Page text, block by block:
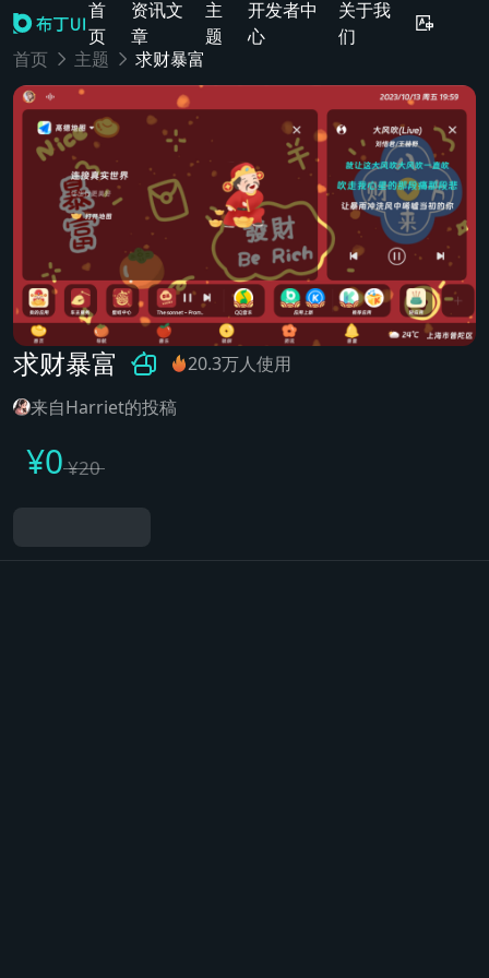
首
页
资讯文
章
主
题
开发者中
心
关于我
们
首页
主题 求财暴富
求财暴富
20.3万人使用
来自Harriet的投稿
¥0¥20